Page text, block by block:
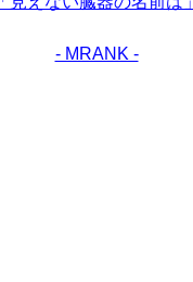
- MRANK -